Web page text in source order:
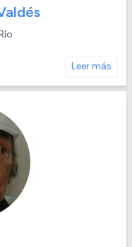
Leer más